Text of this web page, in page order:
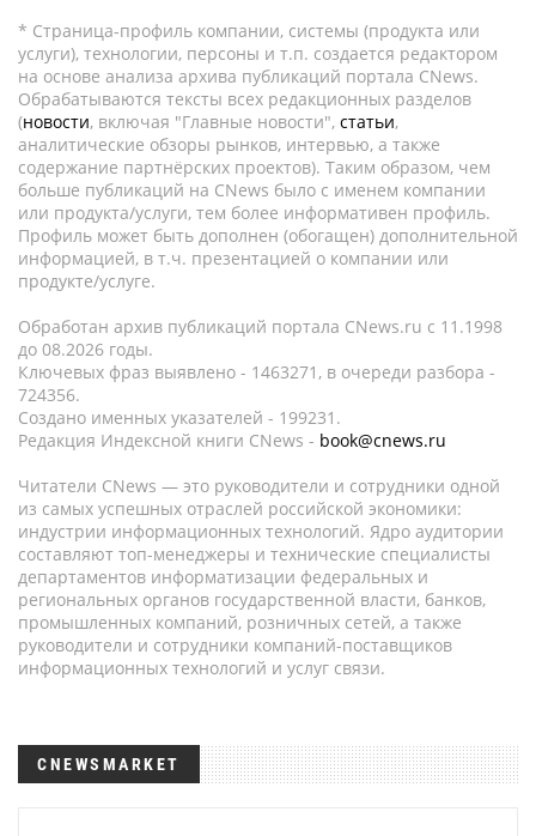
* Страница-профиль компании, системы (продукта или
услуги), технологии, персоны и т.п. создается редактором
на основе анализа архива публикаций портала CNews.
Обрабатываются тексты всех редакционных разделов
(новости, включая "Главные новости", статьи,
аналитические обзоры рынков, интервью, а также
содержание партнёрских проектов). Таким образом, чем
больше публикаций на CNews было с именем компании
или продукта/услуги, тем более информативен профиль.
Профиль может быть дополнен (обогащен) дополнительной
информацией, в т.ч. презентацией о компании или
продукте/услуге.
Обработан архив публикаций портала CNews.ru c 11.1998
до 08.2026 годы.
Ключевых фраз выявлено - 1463271, в очереди разбора -
724356.
Создано именных указателей - 199231.
Редакция Индексной книги CNews - book@cnews.ru
Читатели CNews — это руководители и сотрудники одной
из самых успешных отраслей российской экономики:
индустрии информационных технологий. Ядро аудитории
составляют топ-менеджеры и технические специалисты
департаментов информатизации федеральных и
региональных органов государственной власти, банков,
промышленных компаний, розничных сетей, а также
руководители и сотрудники компаний-поставщиков
информационных технологий и услуг связи.
CNEWSMARKET